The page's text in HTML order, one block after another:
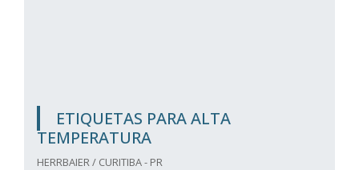
ETIQUETAS PARA ALTA
TEMPERATURA
HERRBAIER / CURITIBA - PR